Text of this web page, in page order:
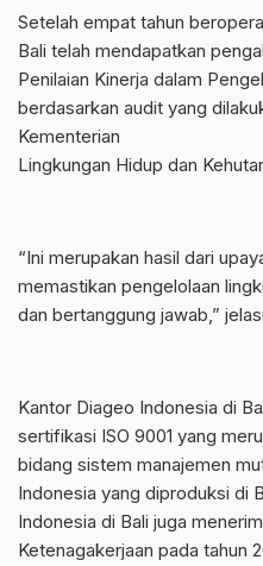
Setelah empat tahun
Bali telah mendapatkan
Penilaian Kinerja dalam
berdasarkan audit yang
Kementerian
Lingkungan Hidup dan
“Ini merupakan hasil dari
memastikan pengelolaan
dan bertanggung jawab,”
Kantor Diageo Indonesia di
sertifikasi ISO 9001 yang
bidang sistem manajemen
Indonesia yang diproduksi di
Indonesia di Bali juga
Ketenagakerjaan pada tahun